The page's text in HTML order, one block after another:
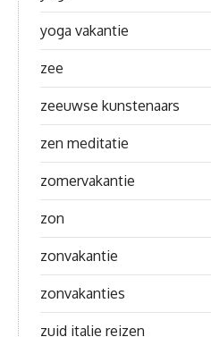
yoga vakantie
zee
zeeuwse kunstenaars
zen meditatie
zomervakantie
zon
zonvakantie
zonvakanties
zuid italie reizen